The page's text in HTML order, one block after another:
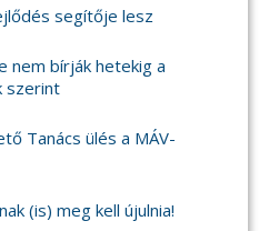
segítője lesz
nem bírják hetekig a
szerint
Tanács ülés a MÁV-
(is) meg kell újulnia!